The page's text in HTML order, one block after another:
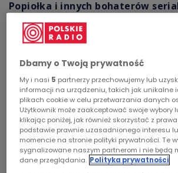
Chopin
Podcasty
Popiołka i innych bohaterów
autorem scenariuszy
to również współtwórca jednej z
Jezioranach”, kilkudziesięciu
radiowych oraz reportaży, które
Polskim Radiu.
Dbamy o Twoją prywatność
My i nasi 5 partnerzy przechowujemy lub
informacji na urządzeniu, takich jak unikalne
plikach cookie w celu przetwarzania danych
Użytkownik może zaakceptować swoje wybory
klikając poniżej, jak również skorzystać z
podstawie prawnie uzasadnionego interesu
momencie na stronie polityki prywatności. Te
sygnalizowane naszym partnerom i nie będą
dane przeglądania. Polityka prywatności